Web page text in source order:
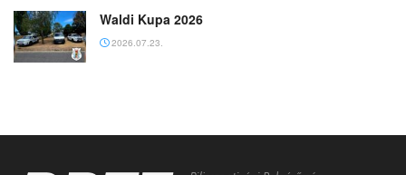
Waldi Kupa 2026
2026.07.23.